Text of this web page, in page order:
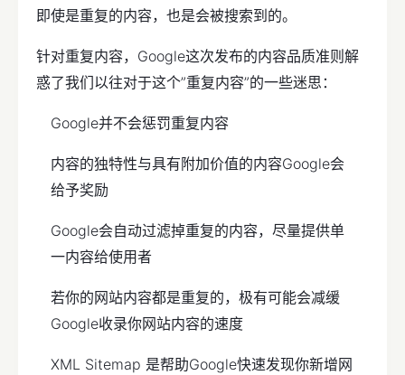
即使是重复的内容，也是会被搜索到的。
针对重复内容，Google这次发布的内容品质准则解
惑了我们以往对于这个”重复内容”的一些迷思：
Google并不会惩罚重复内容
内容的独特性与具有附加价值的内容Google会
给予奖励
Google会自动过滤掉重复的内容，尽量提供单
一内容给使用者
若你的网站内容都是重复的，极有可能会减缓
Google收录你网站内容的速度
XML Sitemap 是帮助Google快速发现你新增网